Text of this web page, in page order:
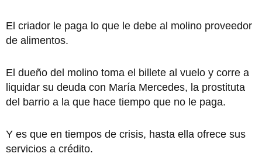
El criador le paga lo que le debe al molino proveedor
de alimentos.
El dueño del molino toma el billete al vuelo y corre a
liquidar su deuda con María Mercedes, la prostituta
del barrio a la que hace tiempo que no le paga.
Y es que en tiempos de crisis, hasta ella ofrece sus
servicios a crédito.